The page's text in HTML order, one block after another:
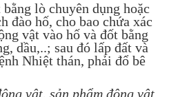
lò chuyên dụng hoặc
đào hố, cho bao chứa xác
vật vào hố và đốt bằng
dầu,..; sau đó lấp đất và
Nhiệt thán, phải đổ bê
vật, sản phẩm động vật